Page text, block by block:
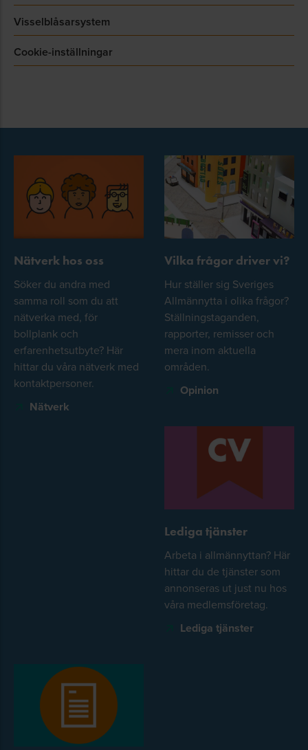
Visselblåsarsystem
Cookie-inställningar
Nätverk hos oss
Söker du andra med
samma roll som du att
nätverka med, för
bollplank och
erfarenhetsutbyte? Här
hittar du våra nätverk med
kontaktpersoner.
Nätverk
Vilka frågor driver vi?
Hur ställer sig Sveriges
Allmännytta i olika frågor?
Ställningstaganden,
rapporter, remisser och
mera inom aktuella
områden.
Opinion
Lediga tjänster
Arbeta i allmännyttan? Här
hittar du de tjänster som
annonseras ut just nu hos
våra medlemsföretag.
Lediga tjänster